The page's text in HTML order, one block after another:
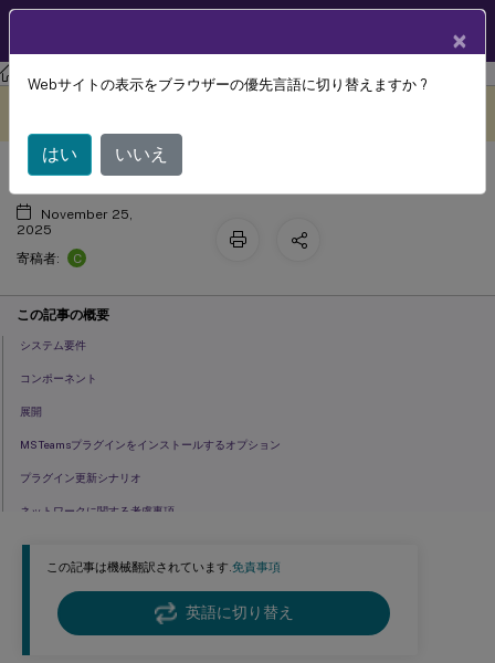
Citrix Virtual Apps and Desktops7 2511
この記事は機械翻訳されています.免責事項
英語に切り替え
Microsoft SlimCoreの最適化
November 25,
2025
寄稿者:
C
この記事の概要
システム要件
コンポーネント
展開
MSTeamsプラグインをインストールするオプション
プラグイン更新シナリオ
ネットワークに関する考慮事項
機能マトリックスとバージョンのサポート
トラブルシューティングとその他の考慮事項
既知の制限事項
×
Webサイトの表示をブラウザーの優先言語に切り替えますか ?
はい いいえ